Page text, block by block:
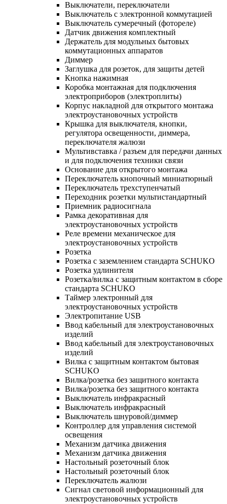
Выключатели, переключатели
Выключатель с электронной коммутацией
Выключатель сумеречный (фотореле)
Датчик движения комплектный
Держатель для модульных бытовых
коммутационных аппаратов
Диммер
Заглушка для розеток, для защиты детей
Кнопка нажимная
Коробка монтажная для подключения
электроприборов (электроплиты)
Корпус накладной для открытого монтажа
электроустановочных устройств
Крышка для выключателя, кнопки,
регулятора освещенности, диммера,
переключателя жалюзи
Мультивставка / разъем для передачи данных
и для подключения техники связи
Основание для открытого монтажа
Переключатель кнопочный миниатюрный
Переключатель трехступенчатый
Переходник розетки мультистандартный
Приемник радиосигнала
Рамка декоративная для
электроустановочных устройств
Реле времени механическое для
электроустановочных устройств
Розетка
Розетка с заземлением стандарта SCHUKO
Розетка удлинителя
Розетка/вилка с защитным контактом в сборе
стандарта SCHUKO
Таймер электронный для
электроустановочных устройств
Электропитание USB
Ввод кабельный для электроустановочных
изделий
Ввод кабельный для электроустановочных
изделий
Вилка с защитным контактом бытовая
SCHUKO
Вилка/розетка без защитного контакта
Вилка/розетка без защитного контакта
Выключатель инфракрасный
Выключатель инфракрасный
Выключатель шнуровой/диммер
Контроллер для управления системой
освещения
Механизм датчика движения
Механизм датчика движения
Настольный розеточный блок
Настольный розеточный блок
Переключатель жалюзи
Сигнал световой информационный для
электроустановочных устройств